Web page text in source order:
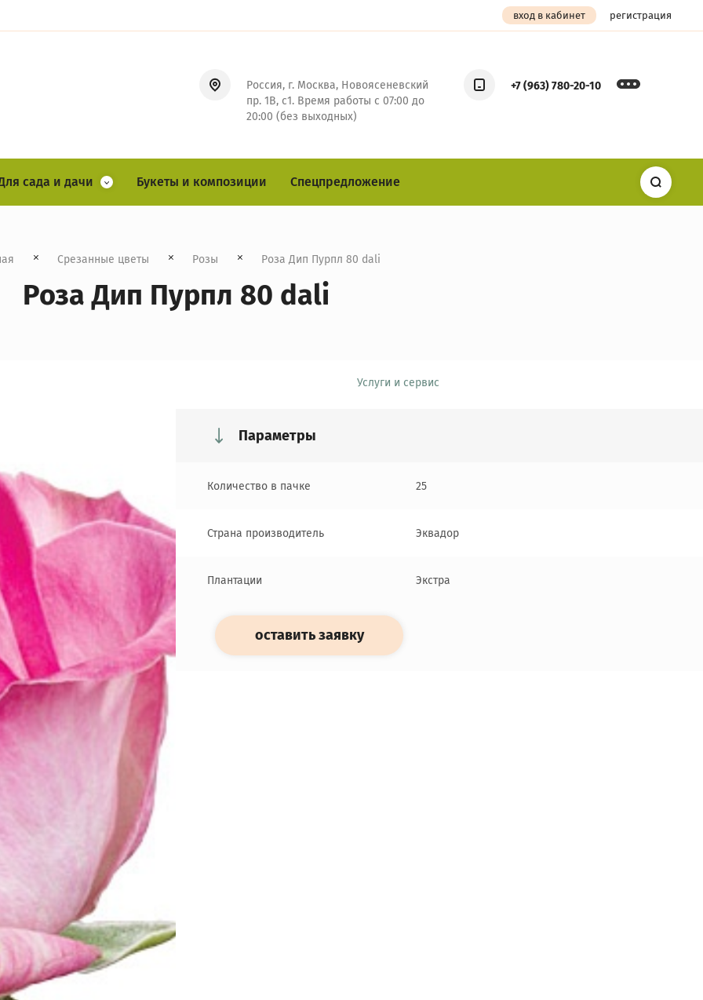
вход в кабинет регистрация
Россия, г. Москва, Новоясеневский
пр. 1В, с1. Время работы с 07:00 до
20:00 (без выходных)
+7 (963) 780-20-10
сада и дачи Букеты и композиции Спецпредложение
Срезанные цветы Розы
  Роза Дип Пурпл 80 dali
Роза Дип Пурпл 80 dali
Услуги и сервис
Параметры
Количество в пачке 25
Страна производитель Эквадор
Плантации Экстра
оставить заявку